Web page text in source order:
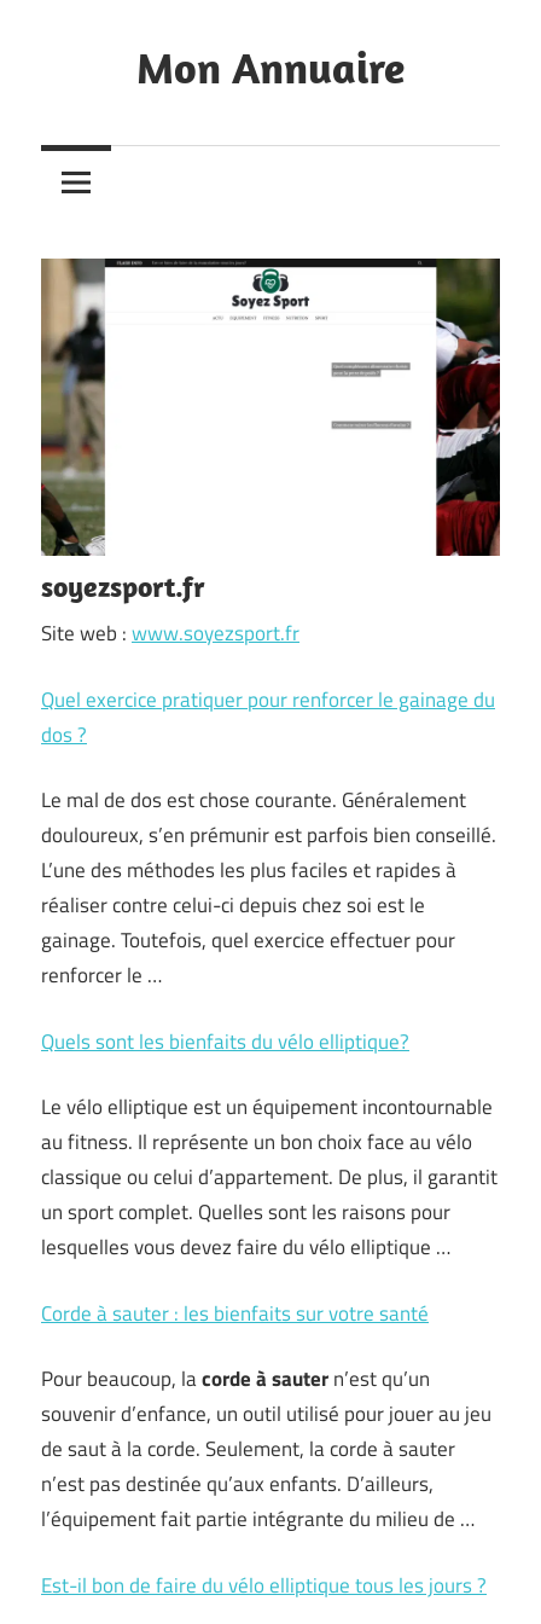
Mon Annuaire
soyezsport.fr
Site web :www.soyezsport.fr
Quel exercice pratiquer pour renforcer le gainage du
dos ?
Le mal de dos est chose courante. Généralement
douloureux, s’en prémunir est parfois bien conseillé.
L’une des méthodes les plus faciles et rapides à
réaliser contre celui-ci depuis chez soi est le
gainage. Toutefois, quel exercice effectuer pour
renforcer le …
Quels sont les bienfaits du vélo elliptique?
Le vélo elliptique est un équipement incontournable
au fitness. Il représente un bon choix face au vélo
classique ou celui d’appartement. De plus, il garantit
un sport complet. Quelles sont les raisons pour
lesquelles vous devez faire du vélo elliptique …
Corde à sauter : les bienfaits sur votre santé
Pour beaucoup, lacorde à sautern’est qu’un
souvenir d’enfance, un outil utilisé pour jouer au jeu
de saut à la corde. Seulement, la corde à sauter
n’est pas destinée qu’aux enfants. D’ailleurs,
l’équipement fait partie intégrante du milieu de …
Est-il bon de faire du vélo elliptique tous les jours ?